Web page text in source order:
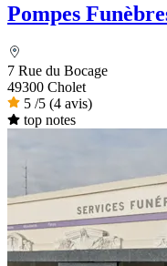
Pompes
7 Rue du Bocage
49300 Cholet
5 /5 (4 avis)
top notes